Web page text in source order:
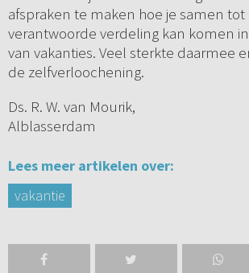
afspraken te maken hoe je samen tot
verantwoorde verdeling kan komen
van vakanties. Veel sterkte daarmee
de zelfverloochening.
Ds. R. W. van Mourik,
Alblasserdam
Lees meer artikelen over:
vakantie